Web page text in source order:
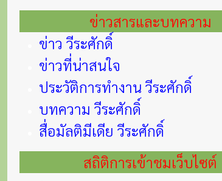
ข่าวสารและบทความ
ข่าว วีระศักดิ์
ข่าวที่น่าสนใจ
ประวัติการทำงาน วีระศักดิ์
บทความ วีระศักดิ์
สื่อมัลติมีเดีย วีระศักดิ์
สถิติการเข้าชมเว็บไซต์